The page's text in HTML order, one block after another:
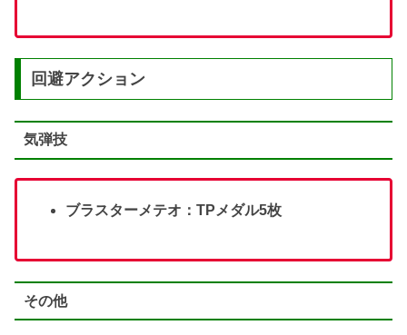
回避アクション
気弾技
ブラスターメテオ：TPメダル5枚
その他